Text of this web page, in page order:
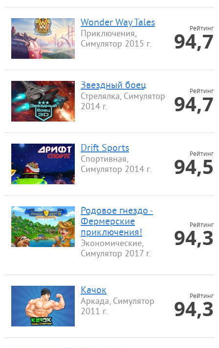
Wonder Way Tales
Приключения,
Симулятор 2015 г.
Рейтинг
94,7
Звездный боец
Стрелялка, Симулятор
2014 г.
Рейтинг
94,7
Drift Sports
Спортивная,
Симулятор 2014 г.
Рейтинг
94,5
Родовое гнездо -
Фермерские
приключения!
Экономические,
Симулятор 2017 г.
Рейтинг
94,3
Качок
Аркада, Симулятор
2011 г.
Рейтинг
94,3